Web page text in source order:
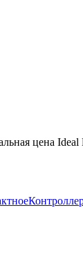
цена